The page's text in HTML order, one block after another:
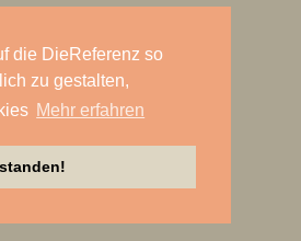
die DieReferenz so
zu gestalten,
Mehr erfahren